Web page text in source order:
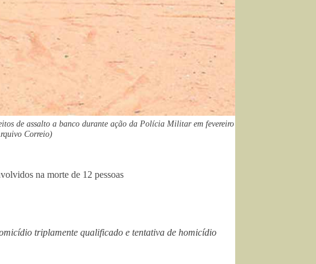
de assalto a banco durante ação da Polícia Militar em fevereiro
Correio)
na morte de 12 pessoas
triplamente qualificado e tentativa de homicídio